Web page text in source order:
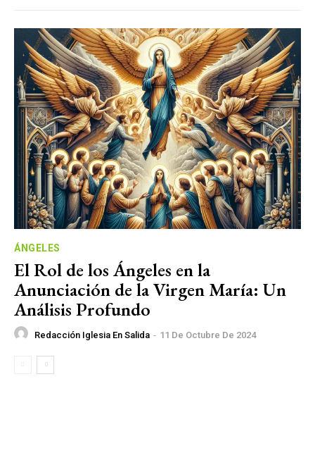
ÁNGELES
El Rol de los Ángeles en la
Anunciación de la Virgen María: Un
Análisis Profundo
Redacción Iglesia En Salida - 11 De Octubre De 2024